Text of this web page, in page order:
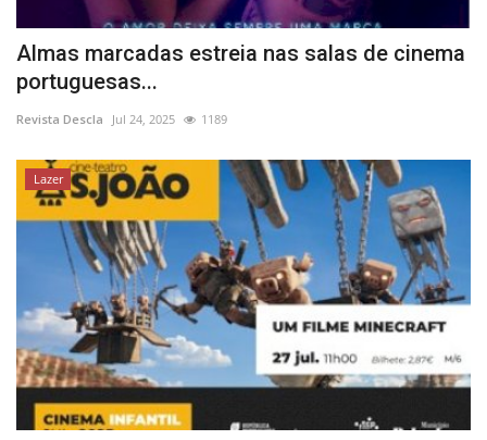
Almas marcadas estreia nas salas de cinema
portuguesas...
Revista Descla Jul 24, 2025 1189
Lazer